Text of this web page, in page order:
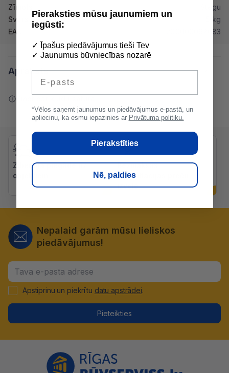
Zīmols
Stegu
Svars
5 kg
EAN
200000062683
Apraksts
Zibenīga piegāde uz
objektiem
Bezmaksas
konsultācijas preču
izvēlē
Nepalaid garām mūsu lieliskos
piedāvājumus!
Apstiprinu un piekrītu datu apstrādei.
Pieteikties
Pieraksties mūsu jaunumiem un
iegūsti:
✓ Īpašus piedāvājumus tieši Tev
✓ Jaunumus būvniecības nozarē
*Vēlos saņemt jaunumus un piedāvājumus e-pastā, un
apliecinu, ka esmu iepazinies ar Privātuma politiku.
Pierakstīties
Nē, paldies